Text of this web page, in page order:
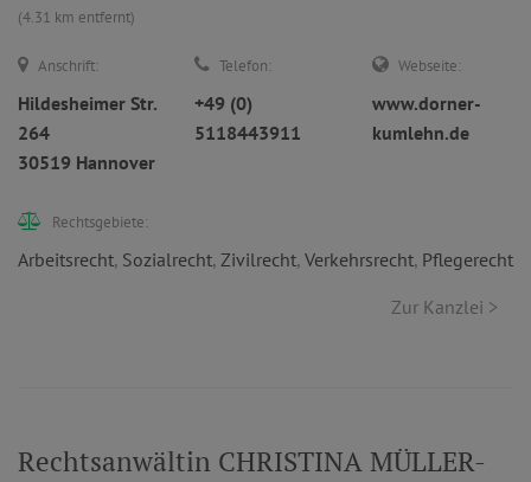
(4.31 km entfernt)
Anschrift:
Hildesheimer Str.
264
30519 Hannover
Telefon:
+49 (0)
5118443911
Webseite:
www.dorner-
kumlehn.de
Rechtsgebiete:
Arbeitsrecht, Sozialrecht, Zivilrecht, Verkehrsrecht, Pflegerecht
Zur Kanzlei >
Rechtsanwältin CHRISTINA MÜLLER-